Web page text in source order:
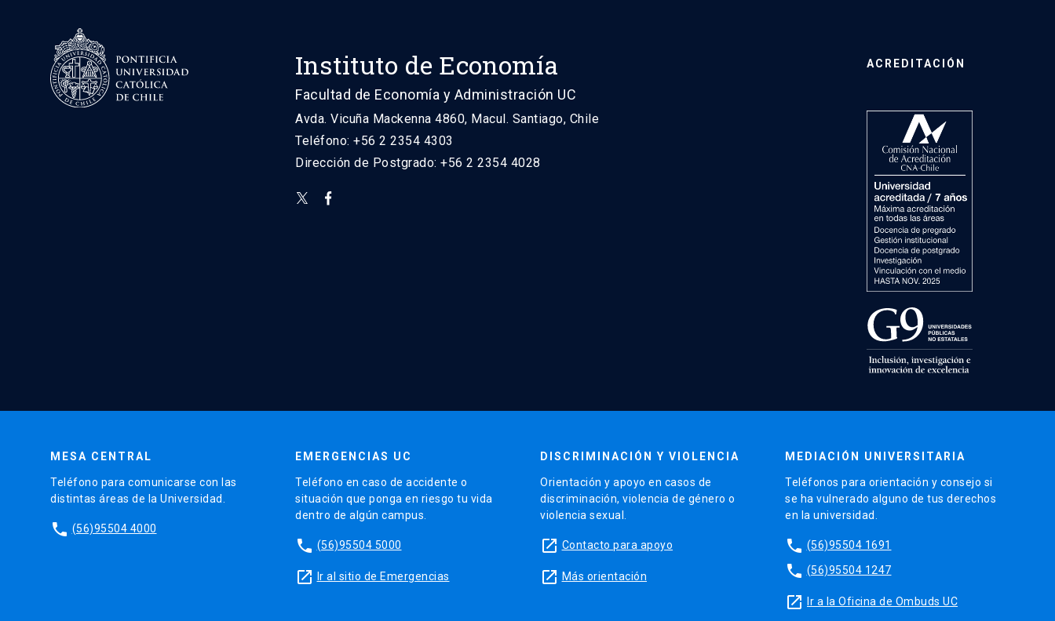
Instituto de Economía
Facultad de Economía y Administración UC
Avda. Vicuña Mackenna 4860, Macul. Santiago, Chile
Teléfono: +56 2 2354 4303
Dirección de Postgrado: +56 2 2354 4028
ACREDITACIÓN
MESA CENTRAL
Teléfono para comunicarse con las
distintas áreas de la Universidad.
phone (56)95504 4000
EMERGENCIAS UC
Teléfono en caso de accidente o
situación que ponga en riesgo tu vida
dentro de algún campus.
phone (56)95504 5000
launch Ir al sitio de Emergencias
DISCRIMINACIÓN Y VIOLENCIA
Orientación y apoyo en casos de
discriminación, violencia de género o
violencia sexual.
launch Contacto para apoyo
launch Más orientación
MEDIACIÓN UNIVERSITARIA
Teléfonos para orientación y consejo si
se ha vulnerado alguno de tus derechos
en la universidad.
phone (56)95504 1691
phone (56)95504 1247
launch Ir a la Oficina de Ombuds UC